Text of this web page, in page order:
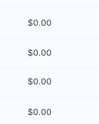
$0.00
$0.00
$0.00
$0.00